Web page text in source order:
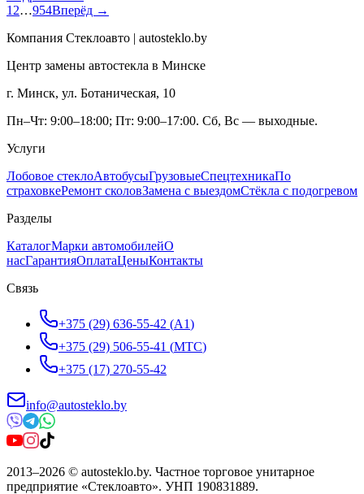
1 2…954Вперёд →
Компания Стеклоавто | autosteklo.by
Центр замены автостекла в Минске
г. Минск, ул. Ботаническая, 10
Пн–Чт: 9:00–18:00; Пт: 9:00–17:00. Сб, Вс — выходные.
Услуги
Лобовое стеклоАвтобусыГрузовыеСпецтехникаПо
страховкеРемонт сколовЗамена с выездомСтёкла с подогревом
Разделы
КаталогМарки автомобилейО
насГарантияОплатаЦеныКонтакты
Связь
+375 (29) 636-55-42 (A1)
+375 (29) 506-55-41 (МТС)
+375 (17) 270-55-42
info@autosteklo.by
2013–2026 © autosteklo.by. Частное торговое унитарное
предприятие «Стеклоавто». УНП 190831889.